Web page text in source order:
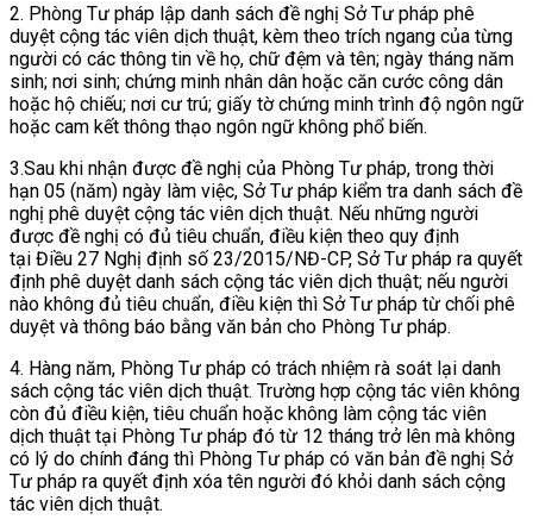
2. Phòng Tư pháp lập danh sách đề nghị Sở Tư pháp phê
duyệt cộng tác viên dịch thuật, kèm theo trích ngang của từng
người có các thông tin về họ, chữ đệm và tên; ngày tháng năm
sinh; nơi sinh; chứng minh nhân dân hoặc căn cước công dân
hoặc hộ chiếu; nơi cư trú; giấy tờ chứng minh trình độ ngôn ngữ
hoặc cam kết thông thạo ngôn ngữ không phổ biến.
3.Sau khi nhận được đề nghị của Phòng Tư pháp, trong thời
hạn 05 (năm) ngày làm việc, Sở Tư pháp kiểm tra danh sách đề
nghị phê duyệt cộng tác viên dịch thuật. Nếu những người
được đề nghị có đủ tiêu chuẩn, điều kiện theo quy định
tại Điều 27 Nghị định số 23/2015/NĐ-CP, Sở Tư pháp ra quyết
định phê duyệt danh sách cộng tác viên dịch thuật; nếu người
nào không đủ tiêu chuẩn, điều kiện thì Sở Tư pháp từ chối phê
duyệt và thông báo bằng văn bản cho Phòng Tư pháp.
4. Hàng năm, Phòng Tư pháp có trách nhiệm rà soát lại danh
sách cộng tác viên dịch thuật. Trường hợp cộng tác viên không
còn đủ điều kiện, tiêu chuẩn hoặc không làm cộng tác viên
dịch thuật tại Phòng Tư pháp đó từ 12 tháng trở lên mà không
có lý do chính đáng thì Phòng Tư pháp có văn bản đề nghị Sở
Tư pháp ra quyết định xóa tên người đó khỏi danh sách cộng
tác viên dịch thuật.